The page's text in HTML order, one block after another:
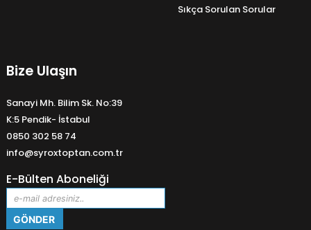
Sıkça Sorulan Sorular
Bize Ulaşın
Sanayi Mh. Bilim Sk. No:39
K:5 Pendik- İstabul
0850 302 58 74
info@syroxtoptan.com.tr
E-Bülten Aboneliği